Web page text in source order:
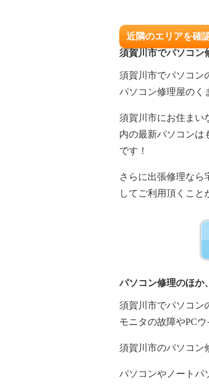
小中
境免 栄町
新田
陣場町 新
館取町
並木町
滑川 仁
保土原
堀込 堀
近隣のエリアを確
須賀川市でパソコン
須賀川市でパソコン
パソコン修理屋のく
須賀川市にお住まい
内の最新パソコンは
です！
さらに出張修理なら
してご利用頂くこと
パソコン修理のほか
須賀川市でパソコン
モニタの故障やPC
須賀川市のパソコン
パソコンやノートパ